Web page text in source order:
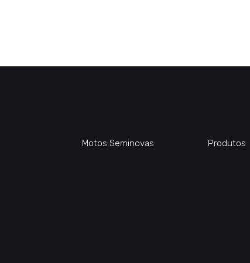
Motos Seminovas Produtos